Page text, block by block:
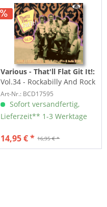
Various - That'll Flat Git It!:
Vol.34 - Rockabilly And Rock
'n' Roll From The...
Art-Nr.: BCD17595
Sofort versandfertig,
Lieferzeit** 1-3 Werktage
16,95 € *
14,95 € *